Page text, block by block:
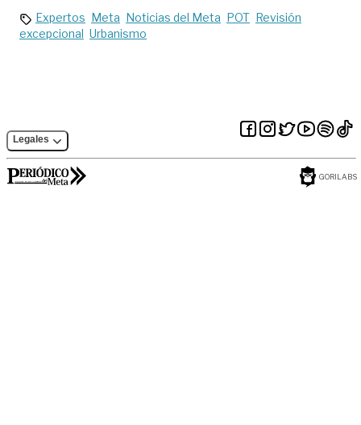
Expertos Meta Noticias del Meta POT Revisión
excepcional Urbanismo
Legales
GORILABS